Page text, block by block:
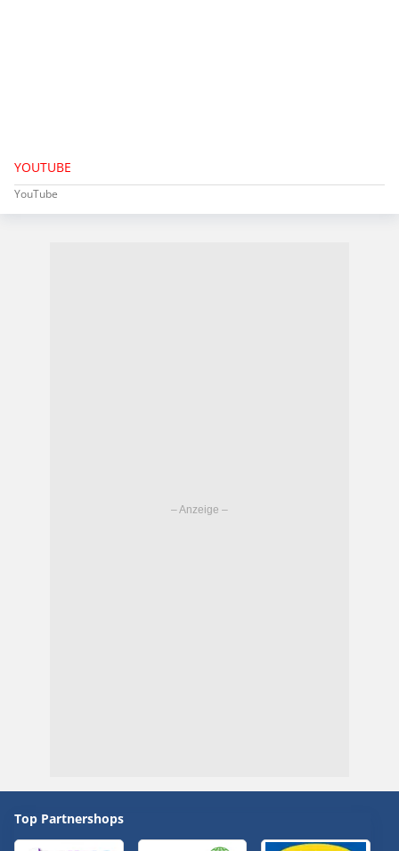
YOUTUBE
YouTube
Top Partnershops